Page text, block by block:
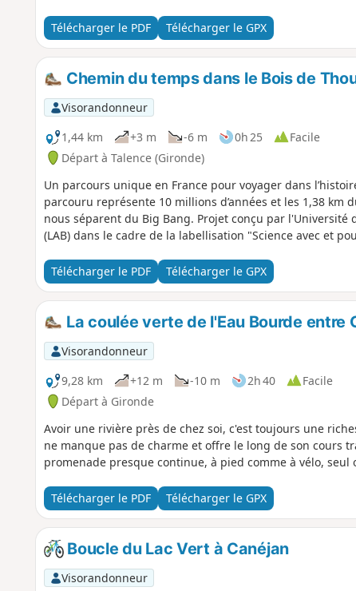
balisage du GR® Bordeaux Métropole sur plusieurs
Télécharger le PDF Télécharger le GPX
Chemin du temps dans le Bois de
Visorandonneur
1,44 km
+3 m -6 m 0h 25
Facile
Départ à Talence (Gironde)
Un parcours unique en France pour voyager dans
parcouru représente 10 millions d’années et les 1,38
nous séparent du Big Bang. Projet conçu par
(LAB) dans le cadre de la labellisation "Science avec et
Télécharger le PDF Télécharger le GPX
La coulée verte de l'Eau Bourde entre
Visorandonneur
9,28 km
+12 m -10 m 2h 40
Facile
Départ à Gironde
Avoir une rivière près de chez soi, c'est toujours une
ne manque pas de charme et offre le long de son cours
promenade presque continue, à pied comme à vélo,
Télécharger le PDF Télécharger le GPX
Boucle du Lac Vert à Canéjan
Visorandonneur